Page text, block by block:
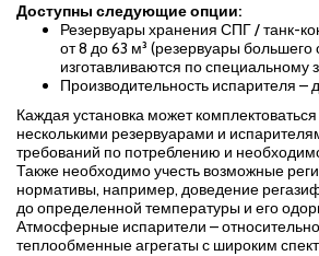
Доступны следующие опции:
Резервуары хранения СПГ / танк-
от 8 до 63 м³ (резервуары
изготавливаются по специальному
Производительность испарителя –
Каждая установка может
несколькими резервуарами и
требований по потреблению и
Также необходимо учесть возможные
нормативы, например, доведение
до определенной температуры и его
Атмосферные испарители –
теплообменные агрегаты с широким